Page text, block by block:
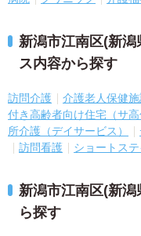
新潟市江南区(新
ス内容から探す
訪問介護 介護老人保健施
付き高齢者向け住宅（サ高
所介護（デイサービス）
訪問看護
ショートステ
新潟市江南区(新
ら探す